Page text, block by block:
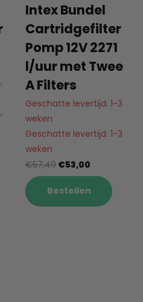
Intex Bundel
Cartridgefilter
Pomp 12V 2271
l/uur met Twee
A Filters
Geschatte levertijd: 1-3
weken
Geschatte levertijd: 1-3
weken
€57,49 €53,00
Bestellen